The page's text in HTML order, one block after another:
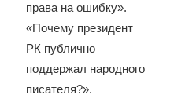
права на ошибку».
«Почему президент
РК публично
поддержал народного
писателя?».